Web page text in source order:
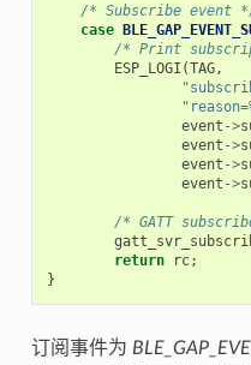
/* Subscribe event
case
/* Print
ESP_LOGI (TAG,
event ->
event ->
event ->
event ->
/* GATT
return
rc;
}
订阅事件为